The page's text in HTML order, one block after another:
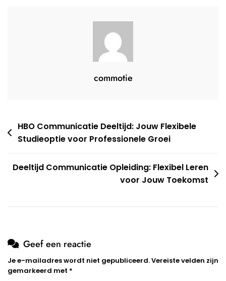
commotie
Berichtnavigatie
HBO Communicatie Deeltijd: Jouw Flexibele
Studieoptie voor Professionele Groei
Deeltijd Communicatie Opleiding: Flexibel Leren
voor Jouw Toekomst
Geef een reactie
Je e-mailadres wordt niet gepubliceerd.Vereiste velden zijn
gemarkeerd met *